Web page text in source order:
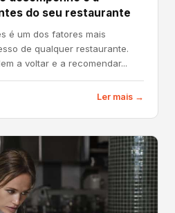
do seu restaurante
é um dos fatores mais
de qualquer restaurante.
a voltar e a recomendar...
Ler mais →